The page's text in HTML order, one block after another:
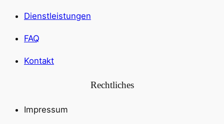
Dienstleistungen
FAQ
Kontakt
Rechtliches
Impressum